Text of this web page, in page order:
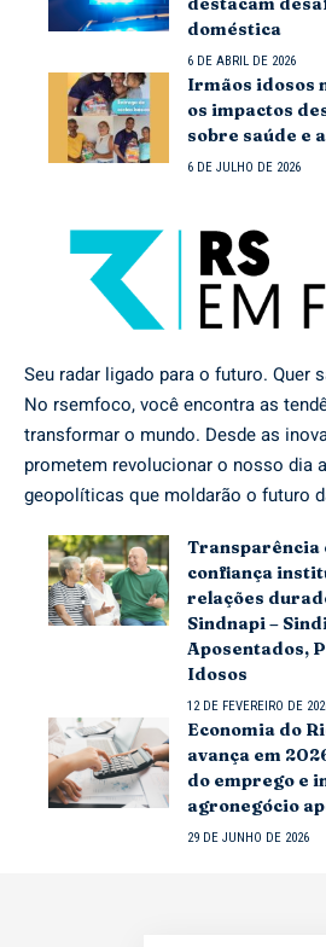
doméstica
6 DE ABRIL DE 2026
Irmãos idosos
os impactos
sobre saúde e
6 DE JULHO DE 2026
Seu radar ligado para o futuro. Quer
No rsemfoco, você encontra as
transformar o mundo. Desde as
prometem revolucionar o nosso dia
geopolíticas que moldarão o futuro
Transparência
confiança
relações
Sindnapi –
Aposentados,
Idosos
12 DE FEVEREIRO DE
Economia do
avança em
do emprego e
agronegócio
29 DE JUNHO DE 2026